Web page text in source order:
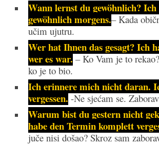
Wann lernst du gewöhnlich?
gewöhnlich morgens.– Kada
učim ujutru.
Wer hat Ihnen das gesagt? Ich
wer es war. – Ko Vam je to
ko je to bio.
Ich erinnere mich nicht daran.
vergessen. -Ne sjećam se.
Warum bist du gestern nicht
habe den Termin komplett
juče nisi došao? Skroz sam